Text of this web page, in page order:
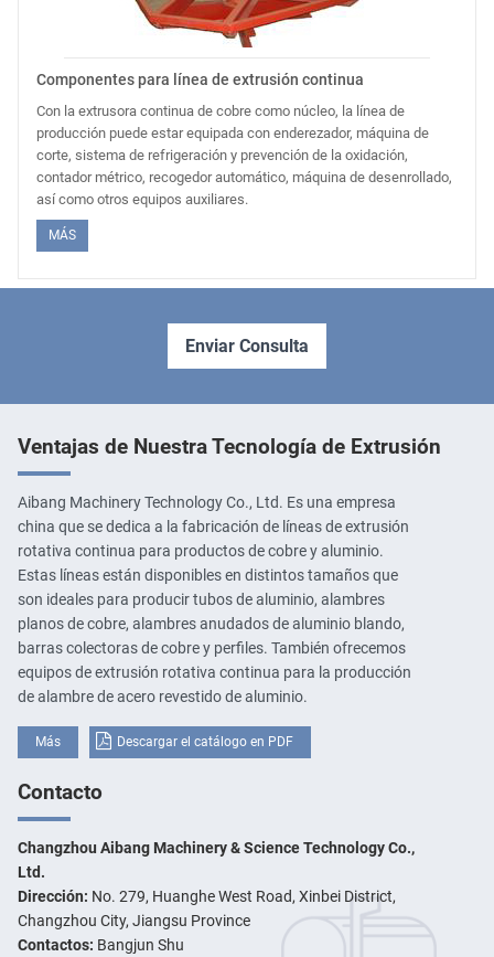
Componentes para línea de extrusión continua
Con la extrusora continua de cobre como núcleo, la línea de
producción puede estar equipada con enderezador, máquina de
corte, sistema de refrigeración y prevención de la oxidación,
contador métrico, recogedor automático, máquina de desenrollado,
así como otros equipos auxiliares.
MÁS
Enviar Consulta
Ventajas de Nuestra Tecnología de Extrusión
Aibang Machinery Technology Co., Ltd. Es una empresa
china que se dedica a la fabricación de líneas de extrusión
rotativa continua para productos de cobre y aluminio.
Estas líneas están disponibles en distintos tamaños que
son ideales para producir tubos de aluminio, alambres
planos de cobre, alambres anudados de aluminio blando,
barras colectoras de cobre y perfiles. También ofrecemos
equipos de extrusión rotativa continua para la producción
de alambre de acero revestido de aluminio.
Más Descargar el catálogo en PDF
Contacto
Changzhou Aibang Machinery & Science Technology Co.,
Ltd.
Dirección: No. 279, Huanghe West Road, Xinbei District,
Changzhou City, Jiangsu Province
Contactos: Bangjun Shu